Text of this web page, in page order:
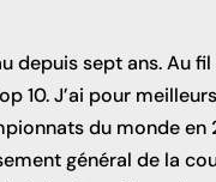
depuis sept ans. Au
10. J’ai pour
du monde en
général de la